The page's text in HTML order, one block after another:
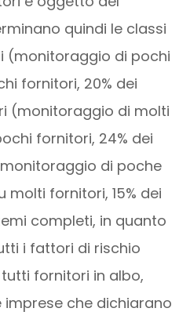
quindi le classi
(monitoraggio di pochi
fornitori, 20% dei
(monitoraggio di molti
fornitori, 24% dei
di poche
fornitori, 15% dei
completi, in quanto
i fattori di rischio
fornitori in albo,
imprese che dichiarano